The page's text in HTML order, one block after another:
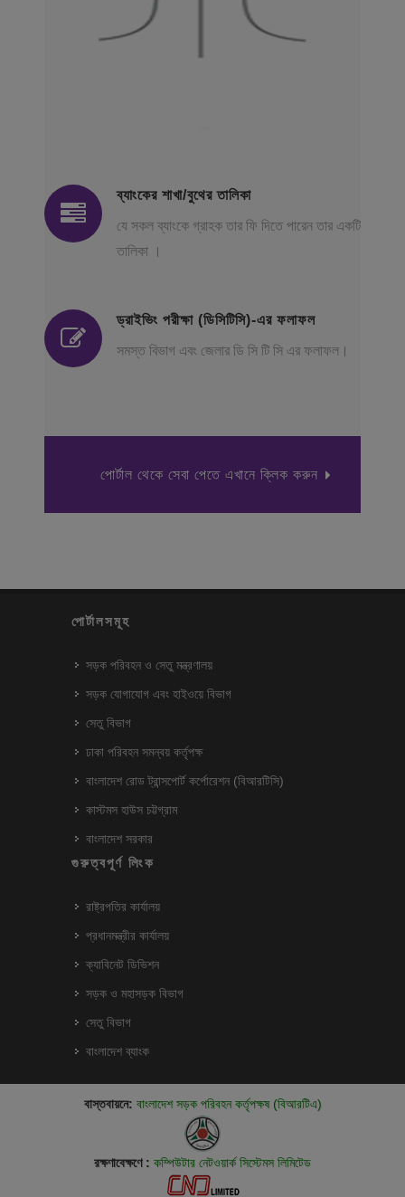
ব্যাংকের শাখা/বুথের তালিকা
যে সকল ব্যাংকে গ্রাহক তার ফি দিতে পারেন তার একটি
তালিকা ।
ড্রাইভিং পরীক্ষা (ডিসিটিসি)-এর ফলাফল
সমস্ত বিভাগ এবং জেলার ডি সি টি সি এর ফলাফল।
পোর্টাল থেকে সেবা পেতে এখানে ক্লিক করুন
পোর্টালসমূহ
সড়ক পরিবহন ও সেতু মন্ত্রণালয়
সড়ক যোগাযোগ এবং হাইওয়ে বিভাগ
সেতু বিভাগ
ঢাকা পরিবহন সমন্বয় কর্তৃপক্ষ
বাংলাদেশ রোড ট্রান্সপোর্ট কর্পোরেশন (বিআরটিসি)
কাস্টমস হাউস চট্টগ্রাম
বাংলাদেশ সরকার
গুরুত্বপূর্ণ লিংক
রাষ্ট্রপতির কার্যালয়
প্রধানমন্ত্রীর কার্যালয়
ক্যাবিনেট ডিভিশন
সড়ক ও মহাসড়ক বিভাগ
সেতু বিভাগ
বাংলাদেশ ব্যাংক
বাস্তবায়নে: বাংলাদেশ সড়ক পরিবহন কর্তৃপক্ষ (বিআরটিএ)
রক্ষণাবেক্ষণে : কম্পিউটার নেটওয়ার্ক সিস্টেমস লিমিটেড